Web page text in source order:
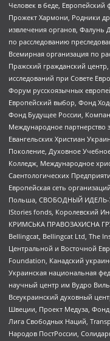
Человек в беде,
Прожект Хармони, Родники
извлечения органов, Фалунь
по расследованию
Всемирная организация по
Пражский гражданский
исследований при Совете
Форум русскоязычных
Европейский выбор, Фонд
Фонд Будущее России,
Международное партнерство
Евангельских Христиан
Поколение, Духовное
Колледж, Международное
Саентологических
Европейская сеть
Польша, СВОБОДНЫЙ ИДЕЛЬ-
IStories fonds, Королевский
КРИМСЬКА ПРАВОЗАХИСНА
Bellingcat, Bellingcat Ltd, The
Центральной и Восточной
Foundation, Канадский
Украинская национальная
научный центр им Вудро
Всеукраинский духовный
Швеции, Проект Медуза,
Лига Свободных Наций,
Народов ПостРоссии,